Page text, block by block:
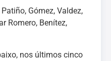
Gómez, Valdez,
Romero, Benítez,
nos últimos cinco